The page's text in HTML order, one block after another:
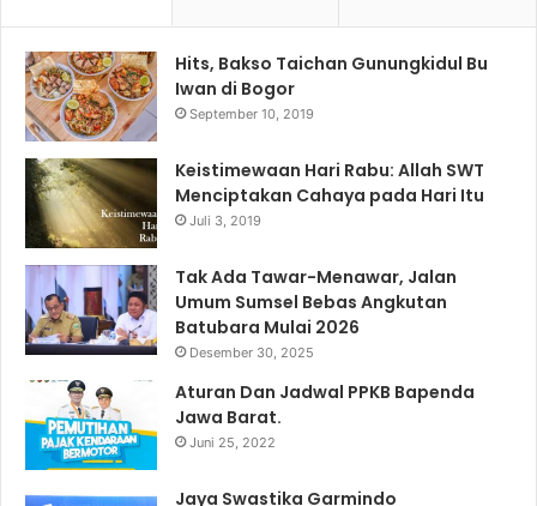
Hits, Bakso Taichan Gunungkidul Bu
Iwan di Bogor
September 10, 2019
Keistimewaan Hari Rabu: Allah SWT
Menciptakan Cahaya pada Hari Itu
Juli 3, 2019
Tak Ada Tawar-Menawar, Jalan
Umum Sumsel Bebas Angkutan
Batubara Mulai 2026
Desember 30, 2025
Aturan Dan Jadwal PPKB Bapenda
Jawa Barat.
Juni 25, 2022
Jaya Swastika Garmindo